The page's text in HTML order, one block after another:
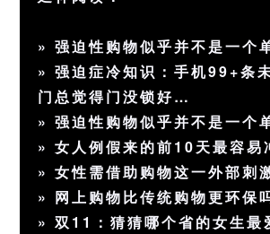
»强迫性购物似乎并不是一个
»强迫症冷知识：手机99+条
门总觉得门没锁好…
»强迫性购物似乎并不是一个
»女人例假来的前10天最容易
»女性需借助购物这一外部刺
» 网上购物比传统购物更环保
»双11：猜猜哪个省的女生最